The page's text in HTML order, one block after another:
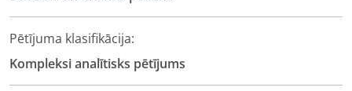
Pētījuma klasifikācija:
Kompleksi analītisks pētījums